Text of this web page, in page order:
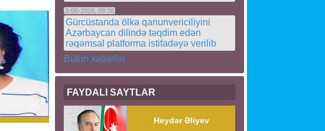
3-08-2026, 09:30
Gürcüstanda ölkə qanunvericiliyini
Azərbaycan dilində təqdim edən
rəqəmsal platforma istifadəyə verilib
Bütün xəbərlər
FAYDALI SAYTLAR
Heydər Əliyev